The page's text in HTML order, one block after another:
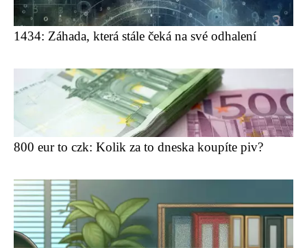
1434: Záhada, která stále čeká na své odhalení
800 eur to czk: Kolik za to dneska koupíte piv?